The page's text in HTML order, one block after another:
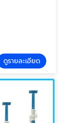
ดูรายละเอียด